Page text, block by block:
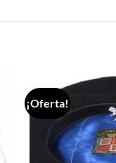
¡Oferta!